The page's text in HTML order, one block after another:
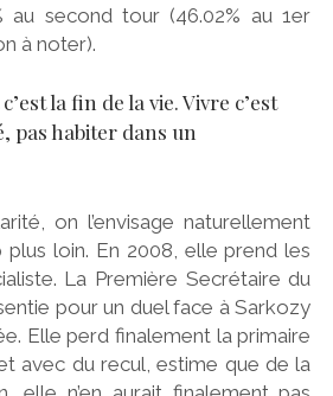
au second tour (46.02% au 1er
à noter).
la fin de la vie. Vivre c’est
pas habiter dans un
on l’envisage naturellement
plus loin. En 2008, elle prend les
La Première Secrétaire du
pour un duel face à Sarkozy
Elle perd finalement la primaire
avec du recul, estime que de la